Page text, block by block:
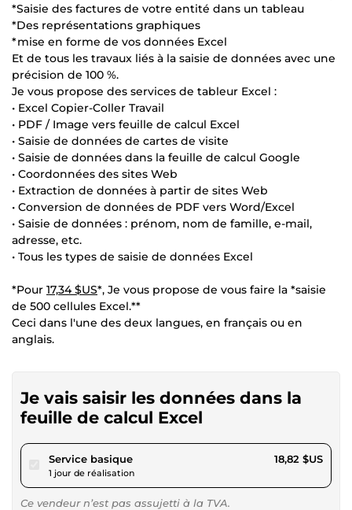
*Saisie des factures de votre entité dans un tableau
*Des représentations graphiques
*mise en forme de vos données Excel
Et de tous les travaux liés à la saisie de données avec une
précision de 100 %.
Je vous propose des services de tableur Excel :
• Excel Copier-Coller Travail
• PDF / Image vers feuille de calcul Excel
• Saisie de données de cartes de visite
• Saisie de données dans la feuille de calcul Google
• Coordonnées des sites Web
• Extraction de données à partir de sites Web
• Conversion de données de PDF vers Word/Excel
• Saisie de données : prénom, nom de famille, e-mail,
adresse, etc.
• Tous les types de saisie de données Excel
*Pour 17,34 $US*, Je vous propose de vous faire la *saisie
de 500 cellules Excel.**
Ceci dans l'une des deux langues, en français ou en
anglais.
Je vais saisir les données dans la
feuille de calcul Excel
Service basiquepour 17,34 $US
1 jour de réalisation
18,82 $US
Ce vendeur n’est pas assujetti à la TVA.